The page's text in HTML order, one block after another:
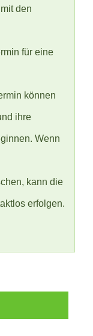
den
für eine
können
ihre
Wenn
kann die
erfolgen.